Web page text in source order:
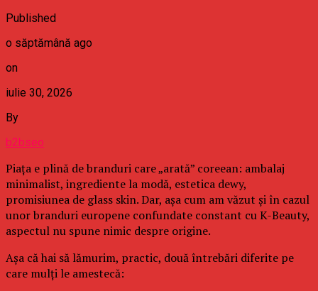
Published
o săptămână ago
on
iulie 30, 2026
By
b2bseo
Piața e plină de branduri care „arată” coreean: ambalaj
minimalist, ingrediente la modă, estetica dewy,
promisiunea de glass skin. Dar, așa cum am văzut și în cazul
unor branduri europene confundate constant cu K-Beauty,
aspectul nu spune nimic despre origine.
Așa că hai să lămurim, practic, două întrebări diferite pe
care mulți le amestecă: